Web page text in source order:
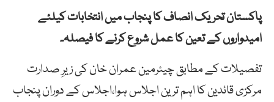
پاکستان تحریک انصاف کا پنجاب میں انتخابات کیلئے
امیدواروں کے تعین کا عمل شروع کرنے کا فیصلہ۔
تفصیلات کے مطابق چیئرمین عمران خان کی زیرِ صدارت
مرکزی قائدین کا اہم ترین اجلاس ہوا،اجلاس کے دوران پنجاب